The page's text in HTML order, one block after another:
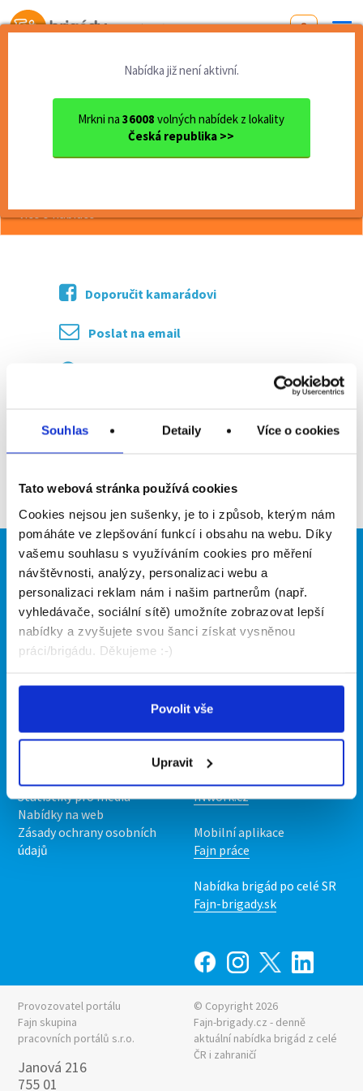
Souhlas Detaily Více o cookies
Tato webová stránka používá cookies
Cookies nejsou jen sušenky, je to i způsob, kterým nám
pomáháte ve zlepšování funkcí i obsahu na webu. Díky
vašemu souhlasu s využíváním cookies pro měření
návštěvnosti, analýzy, personalizaci webu a
personalizaci reklam nám i našim partnerům (např.
vyhledávače, sociální sítě) umožníte zobrazovat lepší
nabídky a zvyšujete svou šanci získat vysněnou
práci/brigádu. Děkujeme :-)
Povolit vše
Upravit
Od první brigády
Nabídka již není aktivní.
Mrkni na36008 volných nabídek z lokality
Česká republika >>
Jihomoravský kraj
Asistent prodeje Bistra/Kav...
Asistent prodeje Bistra/Kavárny
více o nabídce >>
Doporučit kamarádovi
Poslat na email
Brigádníci
Články
Hledané brigády
Firmy
Vložit inzerát
Ceník
Propagace
O portálu
O nás
Statistiky pro média
Nabídky na web
Zásady ochrany osobních
údajů
Naše další projekty
Fajn brigády
INwork.cz
Mobilní aplikace
Fajn práce
Nabídka brigád po celé SR
Fajn-brigady.sk
Provozovatel portálu
Fajn skupina
pracovních portálů s.r.o.
Janová 216
755 01
© Copyright 2026
Fajn-brigady.cz - denně
aktuální nabídka brigád z celé
ČR i zahraničí